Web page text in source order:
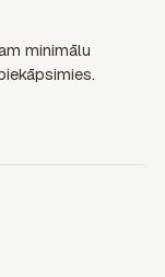
minimālu